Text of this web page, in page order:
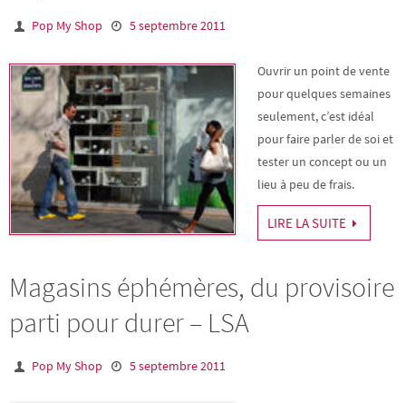
Pop My Shop 5 septembre 2011
Ouvrir un point de vente
pour quelques semaines
seulement, c’est idéal
pour faire parler de soi et
tester un concept ou un
lieu à peu de frais.
LIRE LA SUITE
Magasins éphémères, du provisoire
parti pour durer – LSA
Pop My Shop 5 septembre 2011